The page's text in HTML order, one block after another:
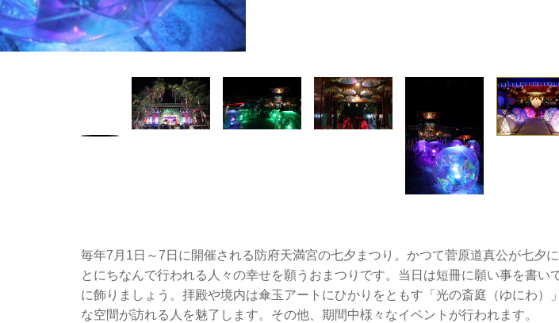
毎年7月1日～7日に開催される防府天満宮の七夕まつり。かつて菅原道真公が七夕
とにちなんで行われる人々の幸せを願うおまつりです。当日は短冊に願い事を書い
に飾りましょう。拝殿や境内は傘玉アートにひかりをともす「光の斎庭（ゆにわ）
な空間が訪れる人を魅了します。その他、期間中様々なイベントが行われます。